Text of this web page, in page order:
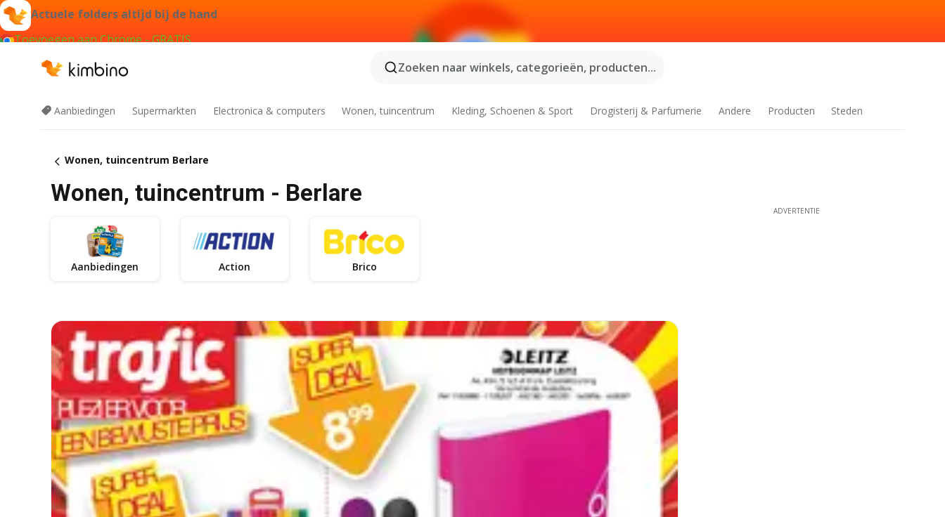
Actuele folders altijd bij de hand
Toevoegen aan Chrome - GRATIS
Zoeken naar winkels, categorieën, producten...
Aanbiedingen Supermarkten Electronica & computers Wonen, tuincentrum Kleding, Schoenen & Sport Drogisterij & Parfumerie Andere Producten Steden
Wonen, tuincentrum Berlare
Wonen, tuincentrum - Berlare
Aanbiedingen Action Brico
ADVERTENTIE